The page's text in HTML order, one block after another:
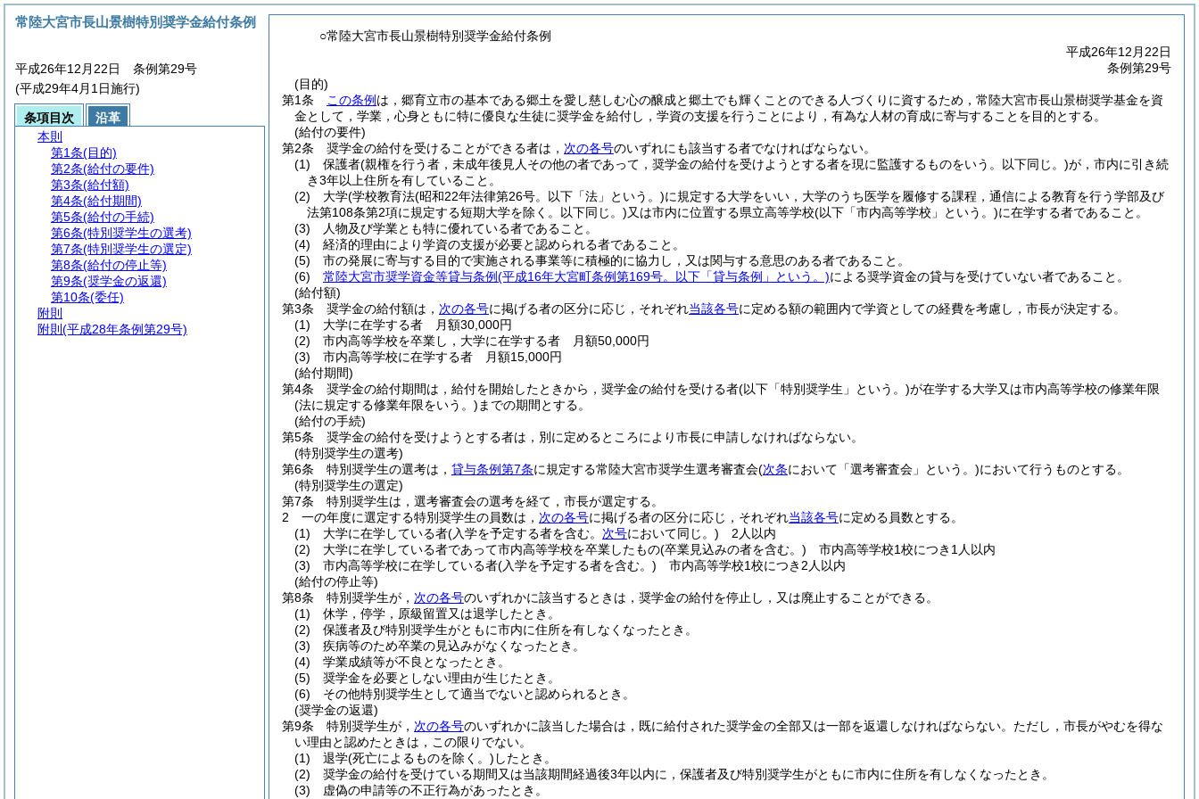
○常陸大宮市長山景樹特別奨学金給付条例
平成26年12月22日
条例第29号
(目的)
第1条
この条例 は，郷育立市の基本である郷土を愛し慈しむ心の醸成と郷土でも輝くことのできる人づくりに資するため，常陸大宮市長山景樹奨学基金を資
金として，学業，心身ともに特に優良な生徒に奨学金を給付し，学資の支援を行うことにより，有為な人材の育成に寄与することを目的とする。
(給付の要件)
第2条
奨学金の給付を受けることができる者は， 次の各号のいずれにも該当する者でなければならない。
(1)
保護者(親権を行う者，未成年後見人その他の者であって，奨学金の給付を受けようとする者を現に監護するものをいう。以下同じ。)が，市内に引き続
き3年以上住所を有していること。
(2)
大学(学校教育法(昭和22年法律第26号。以下「法」という。)に規定する大学をいい，大学のうち医学を履修する課程，通信による教育を行う学部及び
法第108条第2項に規定する短期大学を除く。以下同じ。)又は市内に位置する県立高等学校(以下「市内高等学校」という。)に在学する者であること。
(3)
人物及び学業とも特に優れている者であること。
(4)
経済的理由により学資の支援が必要と認められる者であること。
(5)
市の発展に寄与する目的で実施される事業等に積極的に協力し，又は関与する意思のある者であること。
(6)
常陸大宮市奨学資金等貸与条例(平成16年大宮町条例第169号。以下「貸与条例」という。)による奨学資金の貸与を受けていない者であること。
(給付額)
第3条
奨学金の給付額は， 次の各号に掲げる者の区分に応じ，それぞれ当該各号に定める額の範囲内で学資としての経費を考慮し，市長が決定する。
(1)
大学に在学する者 月額30,000円
(2)
市内高等学校を卒業し，大学に在学する者 月額50,000円
(3)
市内高等学校に在学する者 月額15,000円
(給付期間)
第4条
奨学金の給付期間は，給付を開始したときから，奨学金の給付を受ける者(以下「特別奨学生」という。)が在学する大学又は市内高等学校の修業年限
(法に規定する修業年限をいう。) までの期間とする。
(給付の手続)
第5条
奨学金の給付を受けようとする者は，別に定めるところにより市長に申請しなければならない。
(特別奨学生の選考)
第6条
特別奨学生の選考は， 貸与条例第7条に規定する常陸大宮市奨学生選考審査会(次条において「選考審査会」という。)において行うものとする。
(特別奨学生の選定)
第7条
特別奨学生は，選考審査会の選考を経て，市長が選定する。
2
一の年度に選定する特別奨学生の員数は， 次の各号に掲げる者の区分に応じ，それぞれ当該各号に定める員数とする。
(1)
大学に在学している者(入学を予定する者を含む。 次号において同じ。) 2人以内
(2)
大学に在学している者であって市内高等学校を卒業したもの(卒業見込みの者を含む。) 市内高等学校1校につき1人以内
(3)
市内高等学校に在学している者(入学を予定する者を含む。) 市内高等学校1校につき2人以内
(給付の停止等)
第8条
特別奨学生が， 次の各号のいずれかに該当するときは，奨学金の給付を停止し，又は廃止することができる。
(1)
休学，停学，原級留置又は退学したとき。
(2)
保護者及び特別奨学生がともに市内に住所を有しなくなったとき。
(3)
疾病等のため卒業の見込みがなくなったとき。
(4)
学業成績等が不良となったとき。
(5)
奨学金を必要としない理由が生じたとき。
(6)
その他特別奨学生として適当でないと認められるとき。
(奨学金の返還)
第9条
特別奨学生が， 次の各号のいずれかに該当した場合は，既に給付された奨学金の全部又は一部を返還しなければならない。 ただし，市長がやむを得な
い理由と認めたときは，この限りでない。
(1)
退学(死亡によるものを除く。) したとき。
(2)
奨学金の給付を受けている期間又は当該期間経過後3年以内に，保護者及び特別奨学生がともに市内に住所を有しなくなったとき。
(3)
虚偽の申請等の不正行為があったとき。
常陸大宮市長山景樹特別奨学金給付条例
平成26年12月22日 条例第29号
(平成29年4月1日施行)
条項目次
沿革
本則
第1条(目的)
第2条(給付の要件)
第3条(給付額)
第4条(給付期間)
第5条(給付の手続)
第6条(特別奨学生の選考)
第7条(特別奨学生の選定)
第8条(給付の停止等)
第9条(奨学金の返還)
第10条(委任)
附則
附則 (平成28年条例第29号)